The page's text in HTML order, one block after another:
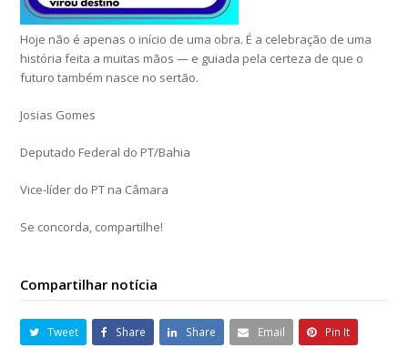
Hoje não é apenas o início de uma obra. É a celebração de uma
história feita a muitas mãos — e guiada pela certeza de que o
futuro também nasce no sertão.
Josias Gomes
Deputado Federal do PT/Bahia
Vice-líder do PT na Câmara
Se concorda, compartilhe!
Compartilhar notícia
Tweet Share Share Email Pin It